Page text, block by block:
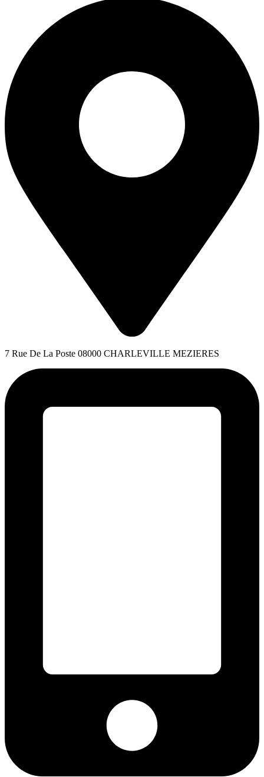
7 Rue De La Poste 08000 CHARLEVILLE MEZIERES